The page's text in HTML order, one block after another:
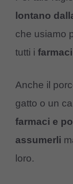
lontano
che usiamo
tutti i farmaci
Anche il
gatto o un
farmaci e
assumerli
loro.